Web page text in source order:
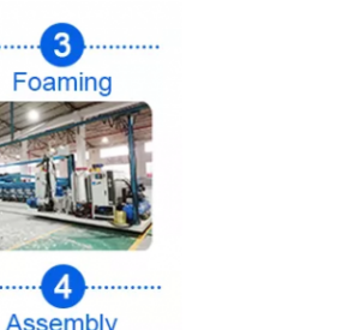
Отправить